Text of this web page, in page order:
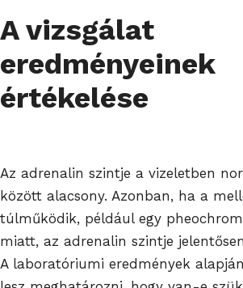
A vizsgálat
eredményeinek
értékelése
Az adrenalin szintje a vizeletben
között alacsony. Azonban, ha a
túlműködik, például egy
miatt, az adrenalin szintje
A laboratóriumi eredmények